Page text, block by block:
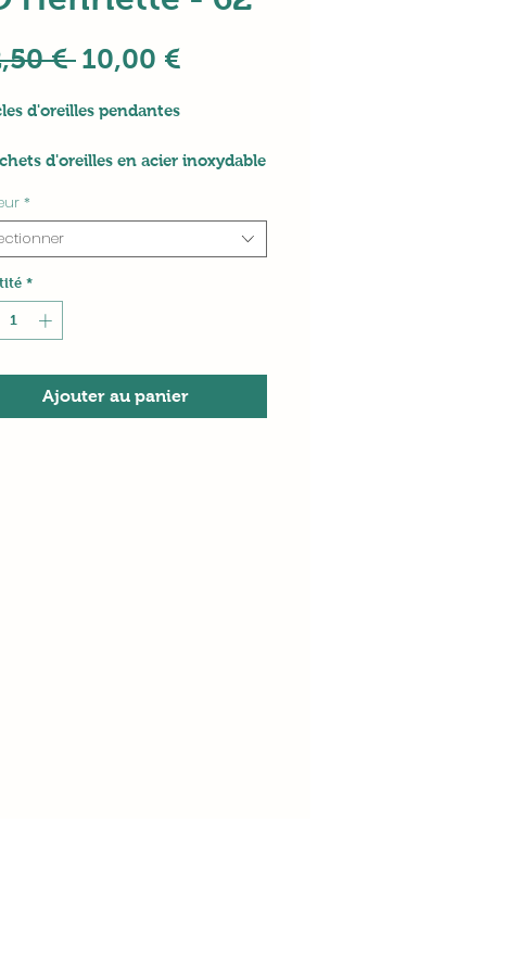
€ Prix
10,00 €
d'oreilles pendantes
d'oreilles en acier inoxydable
: 8.5 cm
*
*
Ajouter au panier